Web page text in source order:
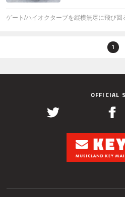
ゲート/ハイオクターブを縦横無尽に飛び回
1
OFFICIAL